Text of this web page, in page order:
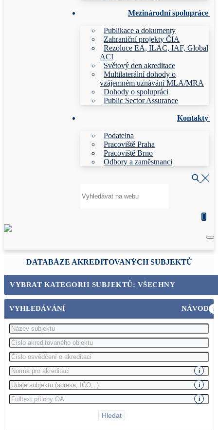
Mezinárodní spolupráce
Publikace a dokumenty
Zahraniční projekty ČIA
Rezoluce EA, ILAC, IAF, Global
ACI
Světový den akreditace
Multilaterální dohody o
vzájemném uznávání MLA/MRA
Dohody o spolupráci
Public Sector Assurance
Kontakty
Podatelna
Pracoviště Praha
Pracoviště Brno
Odbory a zaměstnanci
DATABÁZE AKREDITOVANÝCH SUBJEKTŮ
VYBRAT KATEGORII SUBJEKTŮ: VŠECHNY
VYHLEDÁVÁNÍ NÁVOD i
i
i
i
Hledat